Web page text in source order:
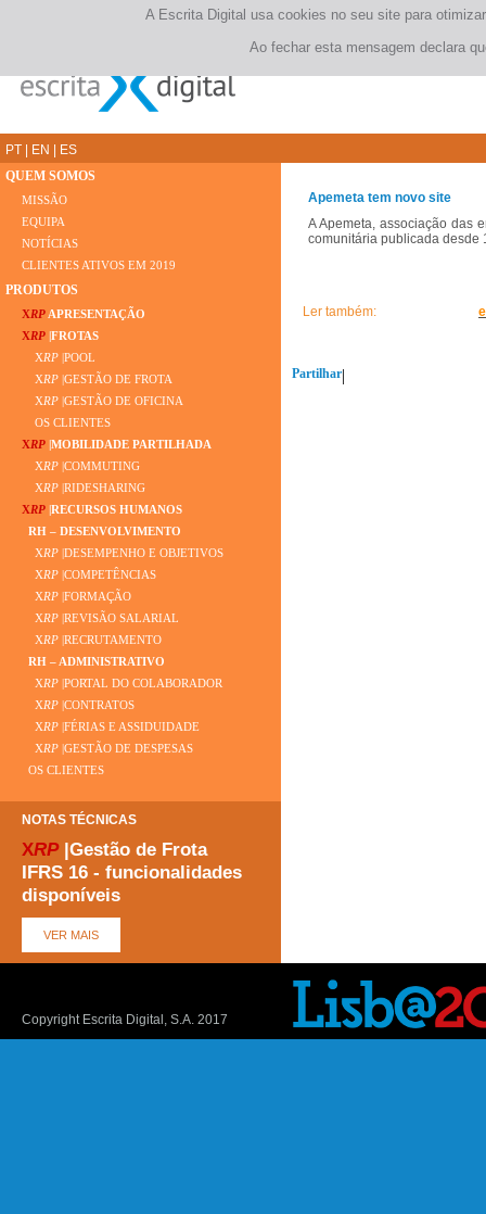
A Escrita Digital usa cookies no seu site para
Ao fechar esta mensagem declara
PT EN
ES
QUEM SOMOS
MISSÃO
EQUIPA
NOTÍCIAS
CLIENTES ATIVOS EM 2019
PRODUTOS
XRP APRESENTAÇÃO
XRP |FROTAS
XRP |POOL
XRP |GESTÃO DE FROTA
XRP |GESTÃO DE OFICINA
OS CLIENTES
XRP |MOBILIDADE PARTILHADA
XRP |COMMUTING
XRP |RIDESHARING
XRP |RECURSOS HUMANOS
RH – DESENVOLVIMENTO
XRP |DESEMPENHO E OBJETIVOS
XRP |COMPETÊNCIAS
XRP |FORMAÇÃO
XRP |REVISÃO SALARIAL
XRP |RECRUTAMENTO
RH – ADMINISTRATIVO
XRP |PORTAL DO COLABORADOR
XRP |CONTRATOS
XRP |FÉRIAS E ASSIDUIDADE
XRP |GESTÃO DE DESPESAS
OS CLIENTES
NOTAS TÉCNICAS
XRP|Gestão de Frota
IFRS 16 - funcionalidades
disponíveis
Apemeta tem novo site
A Apemeta, associação das
comunitária publicada desde
Ler também: e
Partilhar|
Copyright Escrita Digital, S.A. 2017